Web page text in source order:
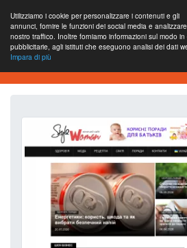
Utilizziamo i cookie per personalizzare i contenuti e gli
annunci, fornire le funzioni dei social media e
nostro traffico. Inoltre forniamo informazioni sul modo
pubblicitarie, agli istituti che eseguono analisi dei dati
Impara di più
Strumento di analisi del sito